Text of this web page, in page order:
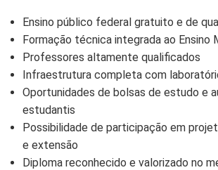
Ensino público federal gratuito e de
Formação técnica integrada ao Ensino
Professores altamente qualificados
Infraestrutura completa com
Oportunidades de bolsas de estudo e
estudantis
Possibilidade de participação em
e extensão
Diploma reconhecido e valorizado no